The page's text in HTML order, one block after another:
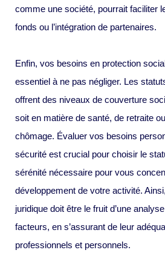
comme une société, pourrait faciliter
fonds ou l’intégration de partenaires.
Enfin, vos besoins en protection
essentiel à ne pas négliger. Les
offrent des niveaux de couverture
soit en matière de santé, de retraite
chômage. Évaluer vos besoins
sécurité est crucial pour choisir le
sérénité nécessaire pour vous
développement de votre activité.
juridique doit être le fruit d’une
facteurs, en s’assurant de leur
professionnels et personnels.